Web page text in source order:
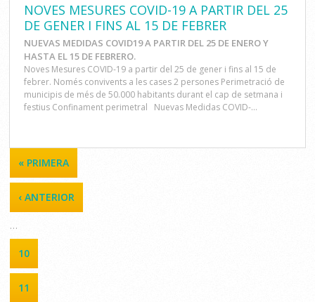
NOVES MESURES COVID-19 A PARTIR DEL 25
DE GENER I FINS AL 15 DE FEBRER
NUEVAS MEDIDAS COVID19 A PARTIR DEL 25 DE ENERO Y
HASTA EL 15 DE FEBRERO.
Noves Mesures COVID-19 a partir del 25 de gener i fins al 15 de
febrer. Només convivents a les cases 2 persones Perimetració de
municipis de més de 50.000 habitants durant el cap de setmana i
festius Confinament perimetral Nuevas Medidas COVID-...
PÁGINAS
« PRIMERA
‹ ANTERIOR
…
10
11